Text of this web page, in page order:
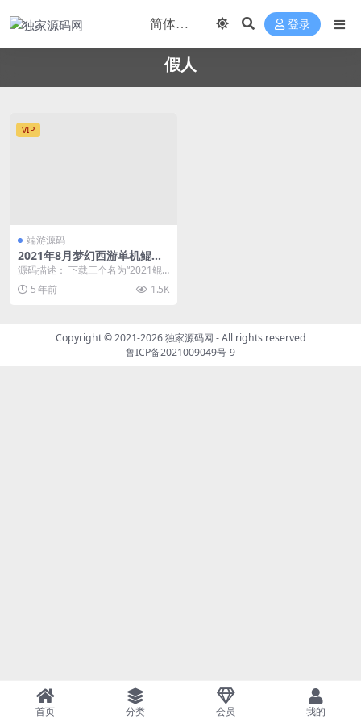
登录
假人
VIP
端游源码
2021年8月梦幻西游单机鲲鹏
版 经典稳定高画质假人助战网
源码描述： 下载三个名为“2021鲲
鹏版P1，P2，P3”的压缩包 【解压
前请退...
5 年前 1.5K
Copyright © 2021-2026独家源码网 - All rights reserved
鲁ICP备2021009049号-9
首页 分类 会员 我的